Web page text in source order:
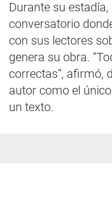
Durante su
conversatorio
con sus lectores
genera su obra.
correctas”, afirmó,
autor como el
un texto.